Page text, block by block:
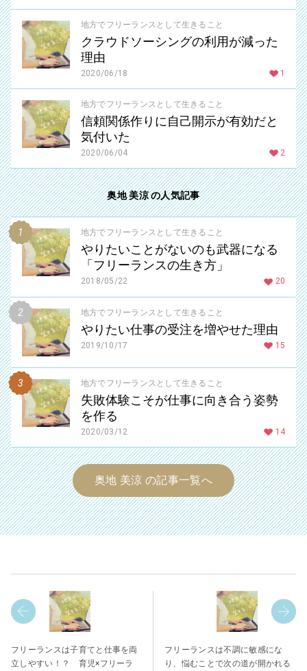
地方でフリーランスとして生きること
クラウドソーシングの利用が減った
理由
2020/06/18 1
地方でフリーランスとして生きること
信頼関係作りに自己開示が有効だと
気付いた
2020/06/04 2
奥地 美涼 の人気記事
地方でフリーランスとして生きること
やりたいことがないのも武器になる
「フリーランスの生き方」
2018/05/22 20
地方でフリーランスとして生きること
やりたい仕事の受注を増やせた理由
2019/10/17 15
地方でフリーランスとして生きること
失敗体験こそが仕事に向き合う姿勢
を作る
2020/03/12 14
奥地 美涼 の記事一覧へ
フリーランスは子育てと仕事を両
立しやすい！？ 育児×フリーラ
フリーランスは不調に敏感にな
り、悩むことで次の道が開かれる